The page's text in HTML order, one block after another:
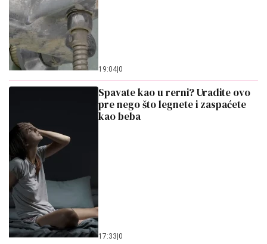
19:04 0
Spavate kao u rerni? Uradite ovo
pre nego što legnete i zaspaćete
kao beba
17:33 0